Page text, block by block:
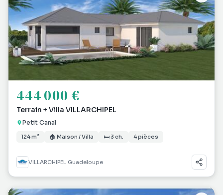
444 000 €
Terrain + Villa VILLARCHIPEL
Petit Canal
124 m² 🏠 Maison / Villa 🛏 3 ch. 4 pièces
VILLARCHIPEL Guadeloupe